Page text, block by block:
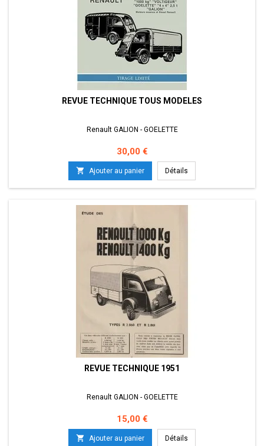
REVUE TECHNIQUE TOUS MODELES
Renault GALION - GOELETTE
Prix
30,00 €
 Ajouter au panier Détails
REVUE TECHNIQUE 1951
Renault GALION - GOELETTE
Prix
15,00 €
 Ajouter au panier Détails